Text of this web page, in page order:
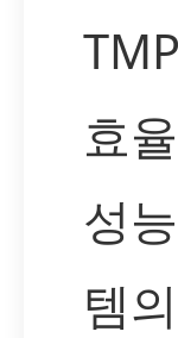
효
성
템